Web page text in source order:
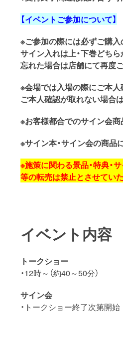
【イベントご参加について】
※ご参加の際には必ずご購入
サイン入れは上・下巻どち
忘れた場合は店舗にて再度
※会場では入場の際にご本人
ご本人確認が取れない場合
※お客様都合でのサイン会商
※サイン本・サイン会の商品
※施策に関わる景品・特典・
等の転売は禁止とさせてい
イベント内容
トークショー
・12時～（約40～50分）
サイン会
・トークショー終了次第開始